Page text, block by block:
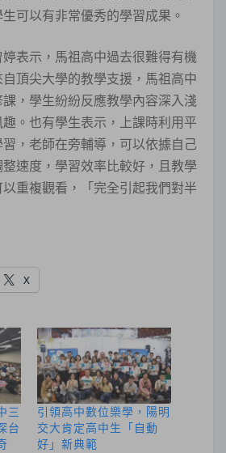
可以有非常優秀的學習成果。
表示，馬祖高中過去很難得有機
頂尖大學的教學支援，馬祖高中
，學生紛紛反應教學內容深入淺
。也有學生表示，上課時利用平
，老師在旁輔導，可以依據自己
速度，學習效率比較好，且教學
重複觀看，「完全引起我們對半
X
三
台
引領高中數位樂學，陽明
交大肯定高中生「自動
好」新典範